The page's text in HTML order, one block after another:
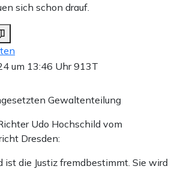
sich schon drauf.
um 13:46 Uhr913T
Gewaltenteilung
Udo Hochschild vom
Dresden:
ist die Justiz fremdbestimmt. Sie wird